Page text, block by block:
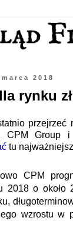
2018
rynku
przejrzeć
CPM Group i
tu
CPM
2018 o około
wzrostu w